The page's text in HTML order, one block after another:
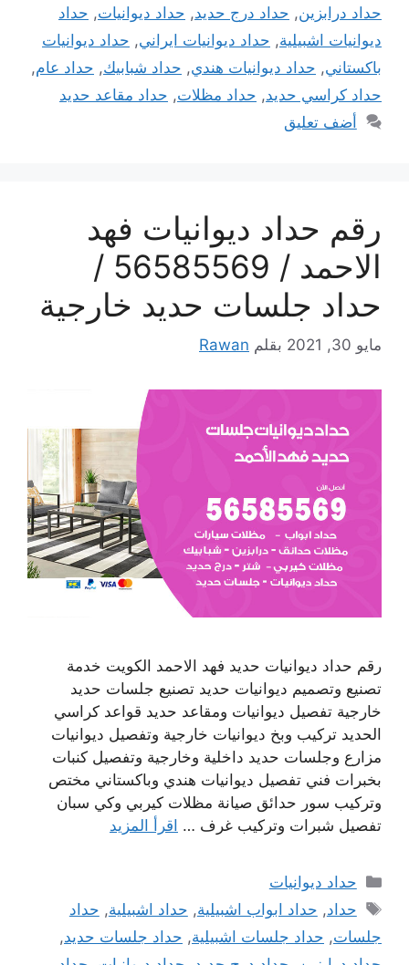
حداد درابزين, حداد درج حديد, حداد ديوانيات, حداد
ديوانيات اشبيلية, حداد ديوانيات ايراني, حداد ديوانيات
باكستاني, حداد ديوانيات هندي, حداد شبابيك, حداد عام,
حداد كراسي حديد, حداد مظلات, حداد مقاعد حديد
أضف تعليق
رقم حداد ديوانيات فهد
الاحمد / 56585569 /
حداد جلسات حديد خارجية
مايو 30, 2021 بقلم Rawan
رقم حداد ديوانيات حديد فهد الاحمد الكويت خدمة
تصنيع وتصميم ديوانيات حديد تصنيع جلسات حديد
خارجية تفصيل ديوانيات ومقاعد حديد قواعد كراسي
الحديد تركيب وبخ ديوانيات خارجية وتفصيل ديوانيات
مزارع وجلسات حديد داخلية وخارجية وتفصيل كنبات
بخبرات فني تفصيل ديوانيات هندي وباكستاني مختص
وتركيب سور حدائق صيانة مظلات كيربي وكي سبان
تفصيل شبرات وتركيب غرف … اقرأ المزيد
التصنيفات
حداد ديوانيات
الوسوم
حداد, حداد ابواب اشبيلية, حداد اشبيلية, حداد
جلسات, حداد جلسات اشبيلية, حداد جلسات حديد,